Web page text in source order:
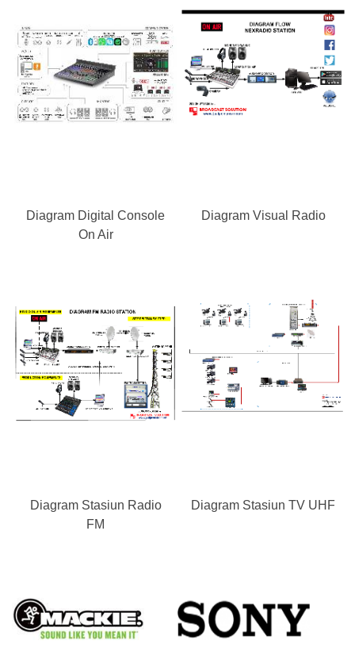
Diagram Digital Console
On Air
Diagram Visual Radio
Diagram Stasiun Radio
FM
Diagram Stasiun TV UHF